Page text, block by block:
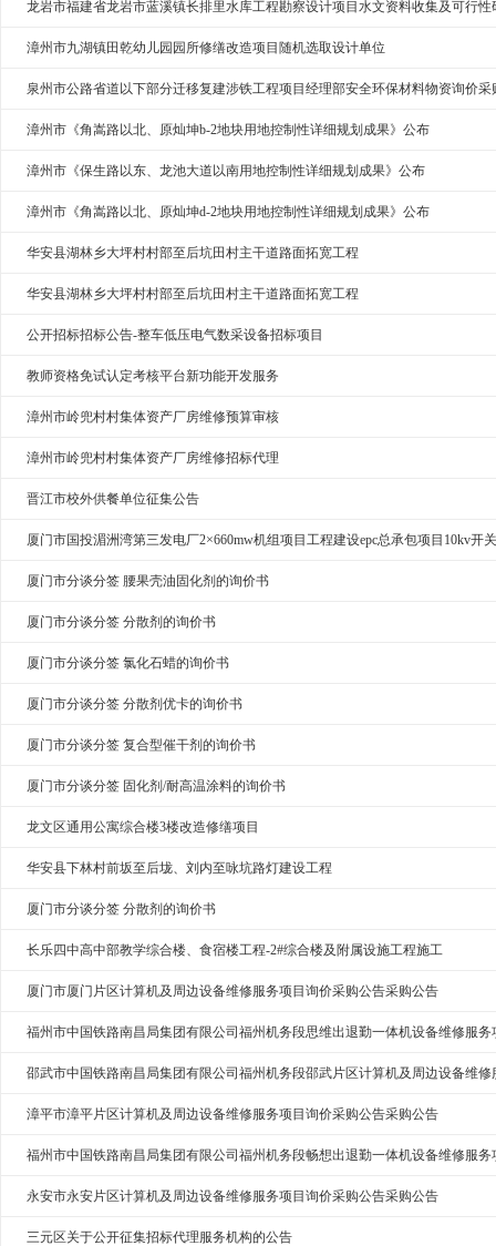
龙岩市福建省龙岩市蓝溪镇长排里水库工程勘察设计项目水文资料收集及可行
漳州市九湖镇田乾幼儿园园所修缮改造项目随机选取设计单位
泉州市公路省道以下部分迁移复建涉铁工程项目经理部安全环保材料物资询价采
漳州市《角嵩路以北、原灿坤b-2地块用地控制性详细规划成果》公布
漳州市《保生路以东、龙池大道以南用地控制性详细规划成果》公布
漳州市《角嵩路以北、原灿坤d-2地块用地控制性详细规划成果》公布
华安县湖林乡大坪村村部至后坑田村主干道路面拓宽工程
华安县湖林乡大坪村村部至后坑田村主干道路面拓宽工程
公开招标招标公告-整车低压电气数采设备招标项目
教师资格免试认定考核平台新功能开发服务
漳州市岭兜村村集体资产厂房维修预算审核
漳州市岭兜村村集体资产厂房维修招标代理
晋江市校外供餐单位征集公告
厦门市国投湄洲湾第三发电厂2×660mw机组项目工程建设epc总承包项目10kv开
厦门市分谈分签 腰果壳油固化剂的询价书
厦门市分谈分签 分散剂的询价书
厦门市分谈分签 氯化石蜡的询价书
厦门市分谈分签 分散剂优卡的询价书
厦门市分谈分签 复合型催干剂的询价书
厦门市分谈分签 固化剂/耐高温涂料的询价书
龙文区通用公寓综合楼3楼改造修缮项目
华安县下林村前坂至后垅、刘内至咏坑路灯建设工程
厦门市分谈分签 分散剂的询价书
长乐四中高中部教学综合楼、食宿楼工程-2#综合楼及附属设施工程施工
厦门市厦门片区计算机及周边设备维修服务项目询价采购公告采购公告
福州市中国铁路南昌局集团有限公司福州机务段思维出退勤一体机设备维修服
邵武市中国铁路南昌局集团有限公司福州机务段邵武片区计算机及周边设备维
漳平市漳平片区计算机及周边设备维修服务项目询价采购公告采购公告
福州市中国铁路南昌局集团有限公司福州机务段畅想出退勤一体机设备维修服
永安市永安片区计算机及周边设备维修服务项目询价采购公告采购公告
三元区关于公开征集招标代理服务机构的公告